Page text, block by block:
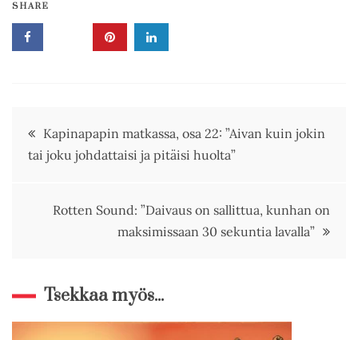
SHARE
Artikkelien
selaus
Kapinapapin matkassa, osa 22: ”Aivan kuin jokin
tai joku johdattaisi ja pitäisi huolta”
Rotten Sound: ”Daivaus on sallittua, kunhan on
maksimissaan 30 sekuntia lavalla”
Tsekkaa myös...